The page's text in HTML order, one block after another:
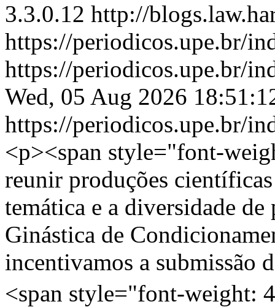
3.3.0.12 http://
https://periodicos.upe.br/
https://periodicos.upe.br/
Wed, 05 Aug 2026
https://periodicos.upe.br/
<p><span style="font-
reunir produções
temática e a diversidade
Ginástica de
incentivamos a submissão
<span style="font-weight: